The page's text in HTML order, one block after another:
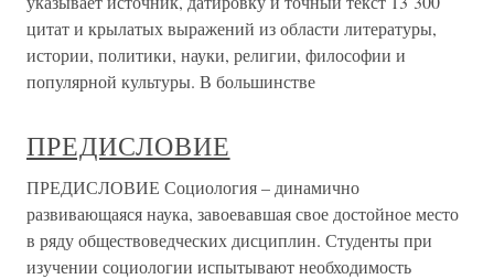
цитат и крылатых выражений из области литературы,
истории, политики, науки, религии, философии и
популярной культуры. В большинстве
ПРЕДИСЛОВИЕ
ПРЕДИСЛОВИЕ Социология – динамично
развивающаяся наука, завоевавшая свое достойное место
в ряду обществоведческих дисциплин. Студенты при
изучении социологии испытывают необходимость